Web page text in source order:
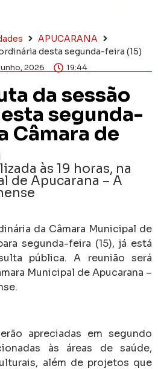
APUCARANA
desta segunda-feira (15)
2026
19:44
da sessão
segunda-
Câmara de
às 19 horas, na
de Apucarana – A
da Câmara Municipal de
segunda-feira (15), já está
pública. A reunião será
Municipal de Apucarana –
apreciadas em segundo
às áreas de saúde,
além de projetos que